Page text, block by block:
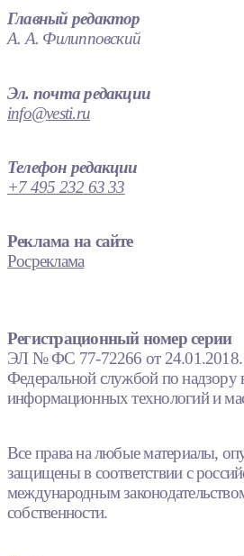
Главный редактор
А. А. Филипповский
Эл. почта редакции
info@vesti.ru
Телефон редакции
+7 495 232 63 33
Реклама на сайте
Росреклама
Регистрационный номер серии
ЭЛ № ФС 77-72266 от 24.01.2018.
Федеральной службой по надзору
информационных технологий и
Все права на любые материалы,
защищены в соответствии с
международным
собственности.